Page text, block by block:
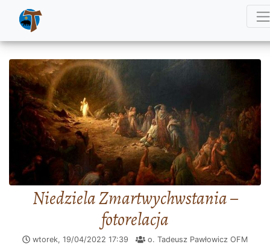
Niedziela Zmartwychwstania –
fotorelacja
wtorek, 19/04/2022 17:39 o. Tadeusz Pawłowicz OFM